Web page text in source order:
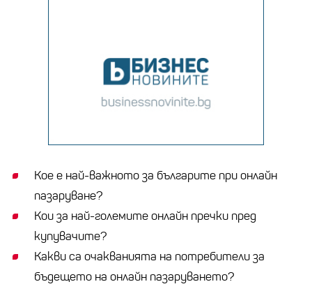
Кое е най-важното за българите при онлайн
пазаруване?
Кои за най-големите онлайн пречки пред
купувачите?
Какви са очакванията на потребители за
бъдещето на онлайн пазаруването?